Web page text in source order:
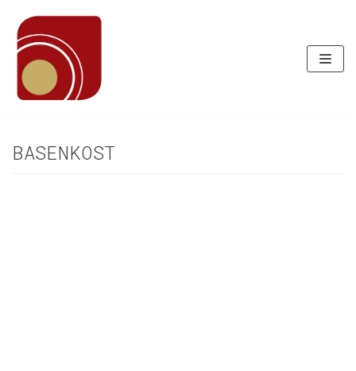
Zum
Inhalt
BASENKOST